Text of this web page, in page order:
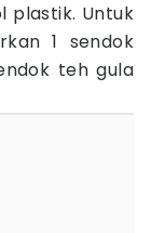
plastik. Untuk
1 sendok
teh gula